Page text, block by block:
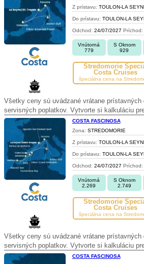
Z prístavu: TOULON-LA
Do prístavu: TOULON-LA
Odchod: 24/07/2027 Príchod:
Vnútorná
779
S Oknom
929
Stredomorie
Costa Cruises
špeciálna cena na
Všetky ceny sú uvádzané vrátane prístavných
servisných poplatkov. Vytvorte si kalkuláciu
COSTA FASCINOSA
Zona: STREDOMORIE
Z prístavu: TOULON-LA
Do prístavu: TOULON-LA
Odchod: 24/07/2027 Príchod:
Vnútorná
2.269
S Oknom
2.749
Stredomorie
Costa Cruises
špeciálna cena na
Všetky ceny sú uvádzané vrátane prístavných
servisných poplatkov. Vytvorte si kalkuláciu
COSTA FASCINOSA